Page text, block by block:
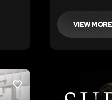
VIEW MORE
LIKE